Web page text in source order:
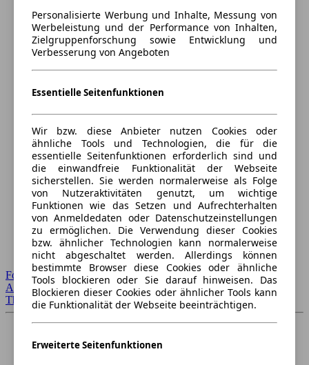
Forum Startseite
Alle Auto-Foren
Themen-Forum
Personalisierte Werbung und Inhalte, Messung von
Werbeleistung und der Performance von Inhalten,
Zielgruppenforschung sowie Entwicklung und
Verbesserung von Angeboten
Essentielle Seitenfunktionen
Wir bzw. diese Anbieter nutzen Cookies oder
ähnliche Tools und Technologien, die für die
essentielle Seitenfunktionen erforderlich sind und
die einwandfreie Funktionalität der Webseite
sicherstellen. Sie werden normalerweise als Folge
von Nutzeraktivitäten genutzt, um wichtige
Funktionen wie das Setzen und Aufrechterhalten
von Anmeldedaten oder Datenschutzeinstellungen
zu ermöglichen. Die Verwendung dieser Cookies
bzw. ähnlicher Technologien kann normalerweise
nicht abgeschaltet werden. Allerdings können
bestimmte Browser diese Cookies oder ähnliche
Tools blockieren oder Sie darauf hinweisen. Das
Blockieren dieser Cookies oder ähnlicher Tools kann
die Funktionalität der Webseite beeinträchtigen.
Erweiterte Seitenfunktionen